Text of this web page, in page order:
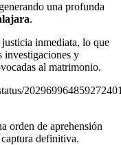
una profunda
.
inmediata, lo que
investigaciones y
al matrimonio.
orden de aprehensión
definitiva.